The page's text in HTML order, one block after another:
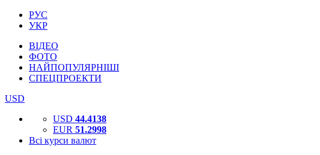
РУС
УКР
ВІДЕО
ФОТО
НАЙПОПУЛЯРНІШІ
СПЕЦПРОЕКТИ
USD
USD 44.4138
EUR 51.2998
Всі курси валют